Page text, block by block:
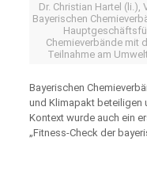
Dr. Christian Hartel
Bayerischen
Chemieverbände mit
Teilnahme am
Bayerischen
und Klimapakt beteiligen
Kontext wurde auch ein
„Fitness-Check der